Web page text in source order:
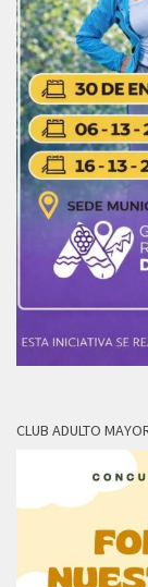
CLUB ADULTO